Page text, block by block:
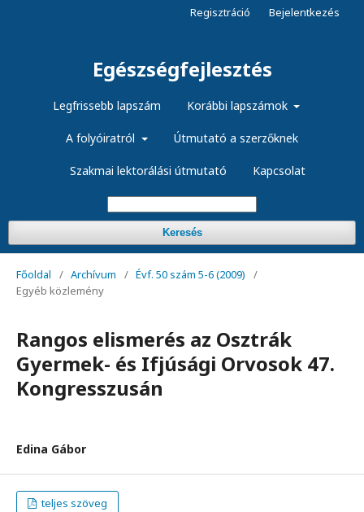
Egészségfejlesztés
Legfrissebb lapszám Korábbi lapszámok
A folyóiratról Útmutató a szerzőknek
Szakmai lektorálási útmutató Kapcsolat
Keresés
Regisztráció Bejelentkezés
Főoldal / Archívum / Évf. 50 szám 5-6 (2009)
/
Egyéb közlemény
Rangos elismerés az Osztrák
Gyermek- és Ifjúsági Orvosok 47.
Kongresszusán
Edina Gábor
teljes szöveg